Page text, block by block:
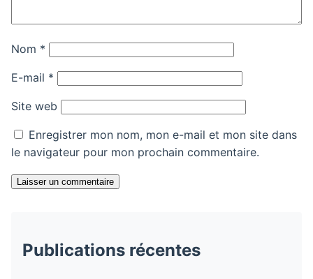
Nom *
E-mail *
Site web
Enregistrer mon nom, mon e-mail et mon site dans
le navigateur pour mon prochain commentaire.
Laisser un commentaire
Publications récentes